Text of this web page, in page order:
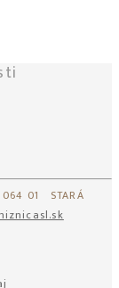
01 STARÁ